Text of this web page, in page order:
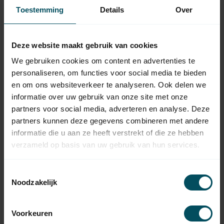
Toestemming Details Over
Deze website maakt gebruik van cookies
We gebruiken cookies om content en advertenties te
personaliseren, om functies voor social media te bieden
en om ons websiteverkeer te analyseren. Ook delen we
informatie over uw gebruik van onze site met onze
partners voor social media, adverteren en analyse. Deze
partners kunnen deze gegevens combineren met andere
informatie die u aan ze heeft verstrekt of die ze hebben
verzameld op basis van uw gebruik van hun services.
Noodzakelijk
Voorkeuren
handzender
SIMU
Simu 5-kanaals HZ
handzender
Op voorraad
54,95
SIMU
Simu 6-kant 7 mm as met
oog tbv
noodhandbediening Simu
T5 & T6 DMI
19,95
1200 mm 29,95
HUISMERK